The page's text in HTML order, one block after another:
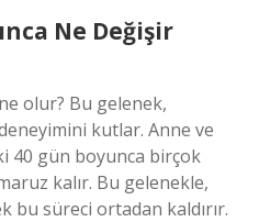
Ne Değişir
olur? Bu gelenek,
kutlar. Anne ve
40 gün boyunca birçok
kalır. Bu gelenekle,
bu süreci ortadan kaldırır.